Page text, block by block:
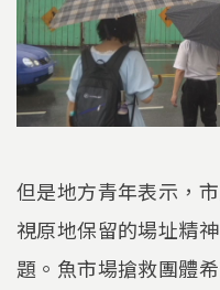
但是地方青年表示，
視原地保留的場址精
題。魚市場搶救團體